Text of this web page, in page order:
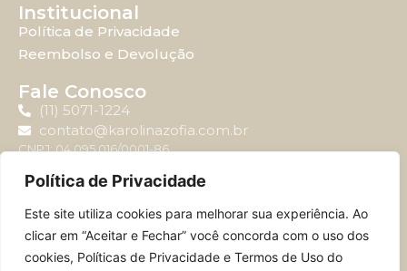
Política de Privacidade
Este site utiliza cookies para melhorar sua experiência. Ao
clicar em “Aceitar e Fechar” você concorda com o uso dos
cookies, Políticas de Privacidade e Termos de Uso do
Institucional
Política de Privacidade
Reembolso e Devolução
Fale Conosco
(11) 5071-1224
contato@karolinazofia.com.br
CNPJ: 04.095.016/0001-86
Horário de atendimento: Segunda-feira à sexta-feira
das 09:00 até 17:00.